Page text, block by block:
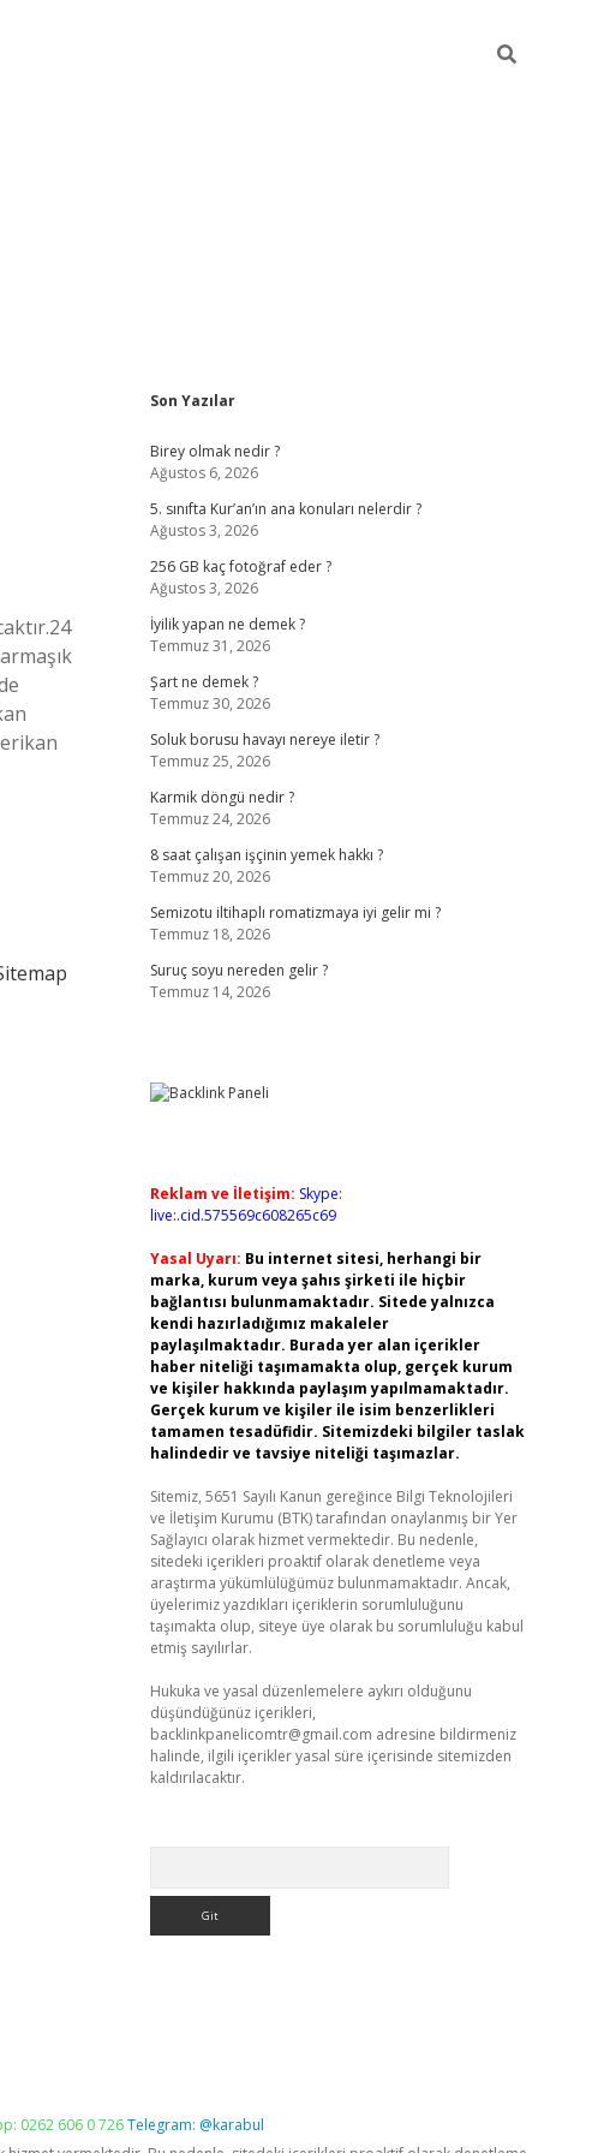
Sidebar
Son Yazılar
Birey olmak nedir ?
Ağustos 6, 2026
5. sınıfta Kur’an’ın ana konuları nelerdir ?
Ağustos 3, 2026
256 GB kaç fotoğraf eder ?
Ağustos 3, 2026
İyilik yapan ne demek ?
Temmuz 31, 2026
Şart ne demek ?
Temmuz 30, 2026
Soluk borusu havayı nereye iletir ?
Temmuz 25, 2026
Karmik döngü nedir ?
Temmuz 24, 2026
8 saat çalışan işçinin yemek hakkı ?
Temmuz 20, 2026
Semizotu iltihaplı romatizmaya iyi gelir mi ?
Temmuz 18, 2026
Suruç soyu nereden gelir ?
Temmuz 14, 2026
Reklam ve İletişim: Skype:
live:.cid.575569c608265c69
Yasal Uyarı: Bu internet sitesi, herhangi bir
marka, kurum veya şahıs şirketi ile hiçbir
bağlantısı bulunmamaktadır. Sitede yalnızca
kendi hazırladığımız makaleler
paylaşılmaktadır. Burada yer alan içerikler
haber niteliği taşımamakta olup, gerçek kurum
ve kişiler hakkında paylaşım yapılmamaktadır.
Gerçek kurum ve kişiler ile isim benzerlikleri
tamamen tesadüfidir. Sitemizdeki bilgiler taslak
halindedir ve tavsiye niteliği taşımazlar.
Sitemiz, 5651 Sayılı Kanun gereğince Bilgi Teknolojileri
ve İletişim Kurumu (BTK) tarafından onaylanmış bir Yer
Sağlayıcı olarak hizmet vermektedir. Bu nedenle,
sitedeki içerikleri proaktif olarak denetleme veya
araştırma yükümlülüğümüz bulunmamaktadır. Ancak,
üyelerimiz yazdıkları içeriklerin sorumluluğunu
taşımakta olup, siteye üye olarak bu sorumluluğu kabul
etmiş sayılırlar.
Hukuka ve yasal düzenlemelere aykırı olduğunu
düşündüğünüz içerikleri,
backlinkpanelicomtr@gmail.com adresine bildirmeniz
halinde, ilgili içerikler yasal süre içerisinde sitemizden
kaldırılacaktır.
0262 606 0 726Telegram: @karabul